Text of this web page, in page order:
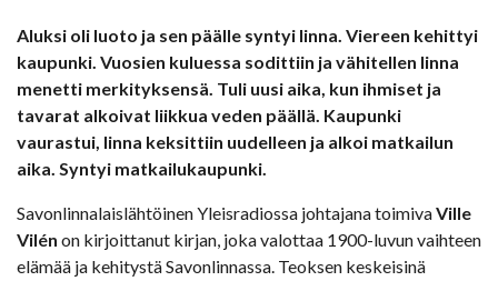
Aluksi oli luoto ja sen päälle syntyi linna. Viereen kehittyi
kaupunki. Vuosien kuluessa sodittiin ja vähitellen linna
menetti merkityksensä. Tuli uusi aika, kun ihmiset ja
tavarat alkoivat liikkua veden päällä. Kaupunki
vaurastui, linna keksittiin uudelleen ja alkoi matkailun
aika. Syntyi matkailukaupunki.
Savonlinnalaislähtöinen Yleisradiossa johtajana toimivaVille
Vilén on kirjoittanut kirjan, joka valottaa 1900-luvun vaihteen
elämää ja kehitystä Savonlinnassa. Teoksen keskeisinä